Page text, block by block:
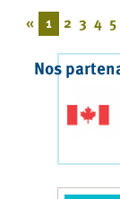
« 1 2 3 4 5
Nos